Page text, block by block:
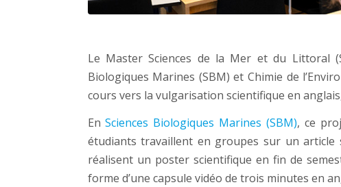
Le Master Sciences de la Mer et du Littoral
Biologiques Marines (SBM) et Chimie de
cours vers la vulgarisation scientifique en
EnSciences Biologiques Marines (SBM), ce
étudiants travaillent en groupes sur un article
réalisent un poster scientifique en fin de
forme d’une capsule vidéo de trois minutes en